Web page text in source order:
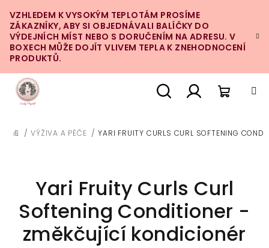
na
obsah
VZHLEDEM K VYSOKÝM TEPLOTÁM PROSÍME
ZÁKAZNÍKY, ABY SI OBJEDNÁVALI BALÍČKY DO
VÝDEJNÍCH MÍST NEBO S DORUČENÍM NA ADRESU. V
BOXECH MŮŽE DOJÍT VLIVEM TEPLA K ZNEHODNOCENÍ
PRODUKTŮ.
DOMŮ
/ VÝŽIVA A PÉČE / YARI FRUITY CURLS CURL SOFTENING
Yari Fruity Curls Curl
Softening Conditioner -
změkčující kondicionér